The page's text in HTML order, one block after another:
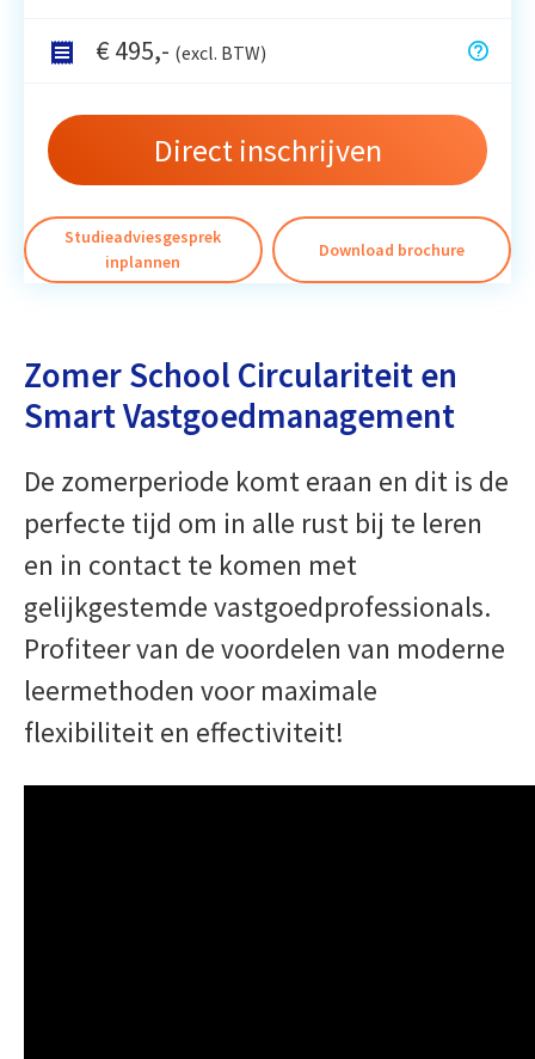
Zomer School Circulariteit en
Smart Vastgoedmanagement
De zomerperiode komt eraan en dit is de
perfecte tijd om in alle rust bij te leren
en in contact te komen met
gelijkgestemde vastgoedprofessionals.
Profiteer van de voordelen van moderne
leermethoden voor maximale
flexibiliteit en effectiviteit!
€ 495,- (excl. BTW)
Direct inschrijven
Studieadviesgesprek
inplannen
Download brochure